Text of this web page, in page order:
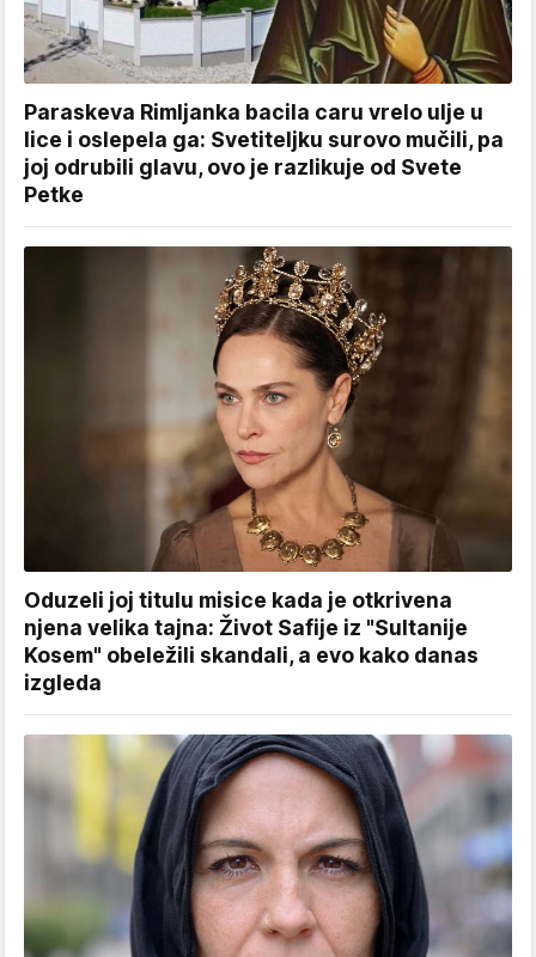
Paraskeva Rimljanka bacila caru vrelo ulje u
lice i oslepela ga: Svetiteljku surovo mučili, pa
joj odrubili glavu, ovo je razlikuje od Svete
Petke
Oduzeli joj titulu misice kada je otkrivena
njena velika tajna: Život Safije iz "Sultanije
Kosem" obeležili skandali, a evo kako danas
izgleda